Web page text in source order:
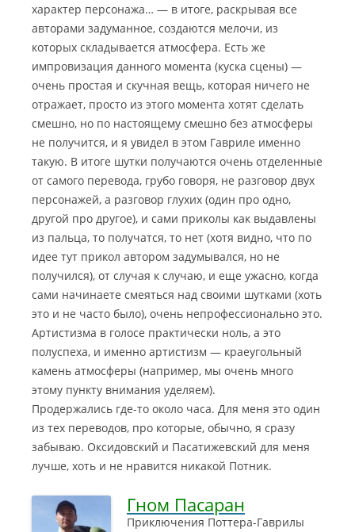
характер персонажа… — в итоге, раскрывая все
авторами задуманное, создаются мелочи, из
которых складывается атмосфера. Есть же
импровизация данного момента (куска сцены) —
очень простая и скучная вещь, которая ничего не
отражает, просто из этого момента хотят сделать
смешно, но по настоящему смешно без атмосферы
не получится, и я увидел в этом Гавриле именно
такую. В итоге шутки получаются очень отделенные
от самого перевода, грубо говоря, не разговор двух
персонажей, а разговор глухих (один про одно,
другой про другое), и сами приколы как выдавлены
из пальца, то получатся, то нет (хотя видно, что по
идее тут прикол автором задумывался, но не
получился), от случая к случаю, и еще ужасно, когда
сами начинаете смеяться над своими шутками (хоть
это и не часто было), очень непрофессионально это.
Артистизма в голосе практически ноль, а это
полуспеха, и именно артистизм — краеугольный
камень атмосферы (например, мы очень много
этому пункту внимания уделяем).
Продержались где-то около часа. Для меня это один
из тех переводов, про которые, обычно, я сразу
забываю. Оксидовский и Пасатижевский для меня
лучше, хоть и не нравится никакой Потник.
Гном Пасаран
Приключения Поттера-Гаврилы